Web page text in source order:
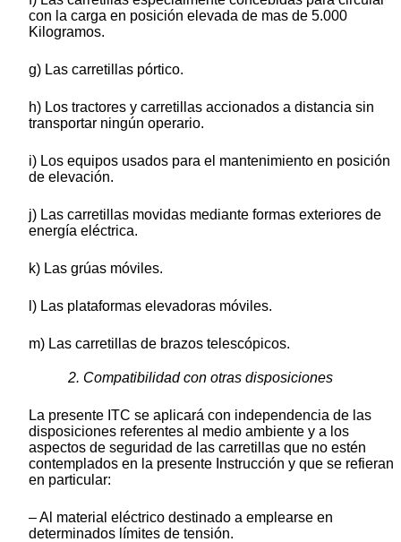
con la carga en posición elevada de mas de 5.000
Kilogramos.
g) Las carretillas pórtico.
h) Los tractores y carretillas accionados a distancia sin
transportar ningún operario.
i) Los equipos usados para el mantenimiento en posición
de elevación.
j) Las carretillas movidas mediante formas exteriores de
energía eléctrica.
k) Las grúas móviles.
l) Las plataformas elevadoras móviles.
m) Las carretillas de brazos telescópicos.
2. Compatibilidad con otras disposiciones
La presente ITC se aplicará con independencia de las
disposiciones referentes al medio ambiente y a los
aspectos de seguridad de las carretillas que no estén
contemplados en la presente Instrucción y que se refieran
en particular:
– Al material eléctrico destinado a emplearse en
determinados límites de tensión.